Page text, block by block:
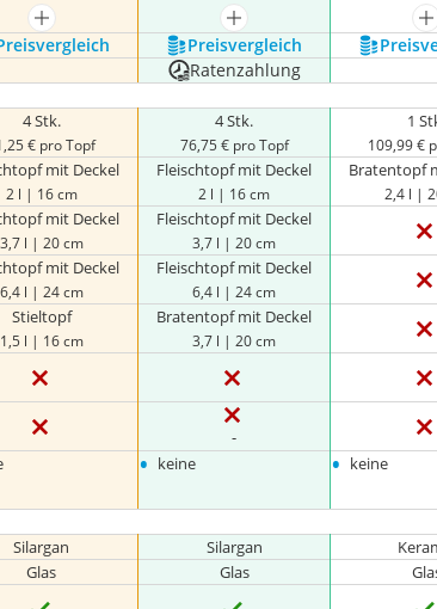
mehr anzeigen mehr anzeigen
Preis­vergleich
Ratenzahlung
4 Stk.
€ pro Topf
4 Stk.
76,75 € pro Topf
1
109,99 €
mit Deckel
2 l | 16 cm
Fleischtopf mit Deckel
2 l | 16 cm
Bratentopf
2,4 l |
mit Deckel
3,7 l | 20 cm
Fleischtopf mit Deckel
3,7 l | 20 cm
mit Deckel
6,4 l | 24 cm
Fleischtopf mit Deckel
6,4 l | 24 cm
Stieltopf
1,5 l | 16 cm
Bratentopf mit Deckel
3,7 l | 20 cm
-
• keine • keine
Silargan Silargan
Glas Glas